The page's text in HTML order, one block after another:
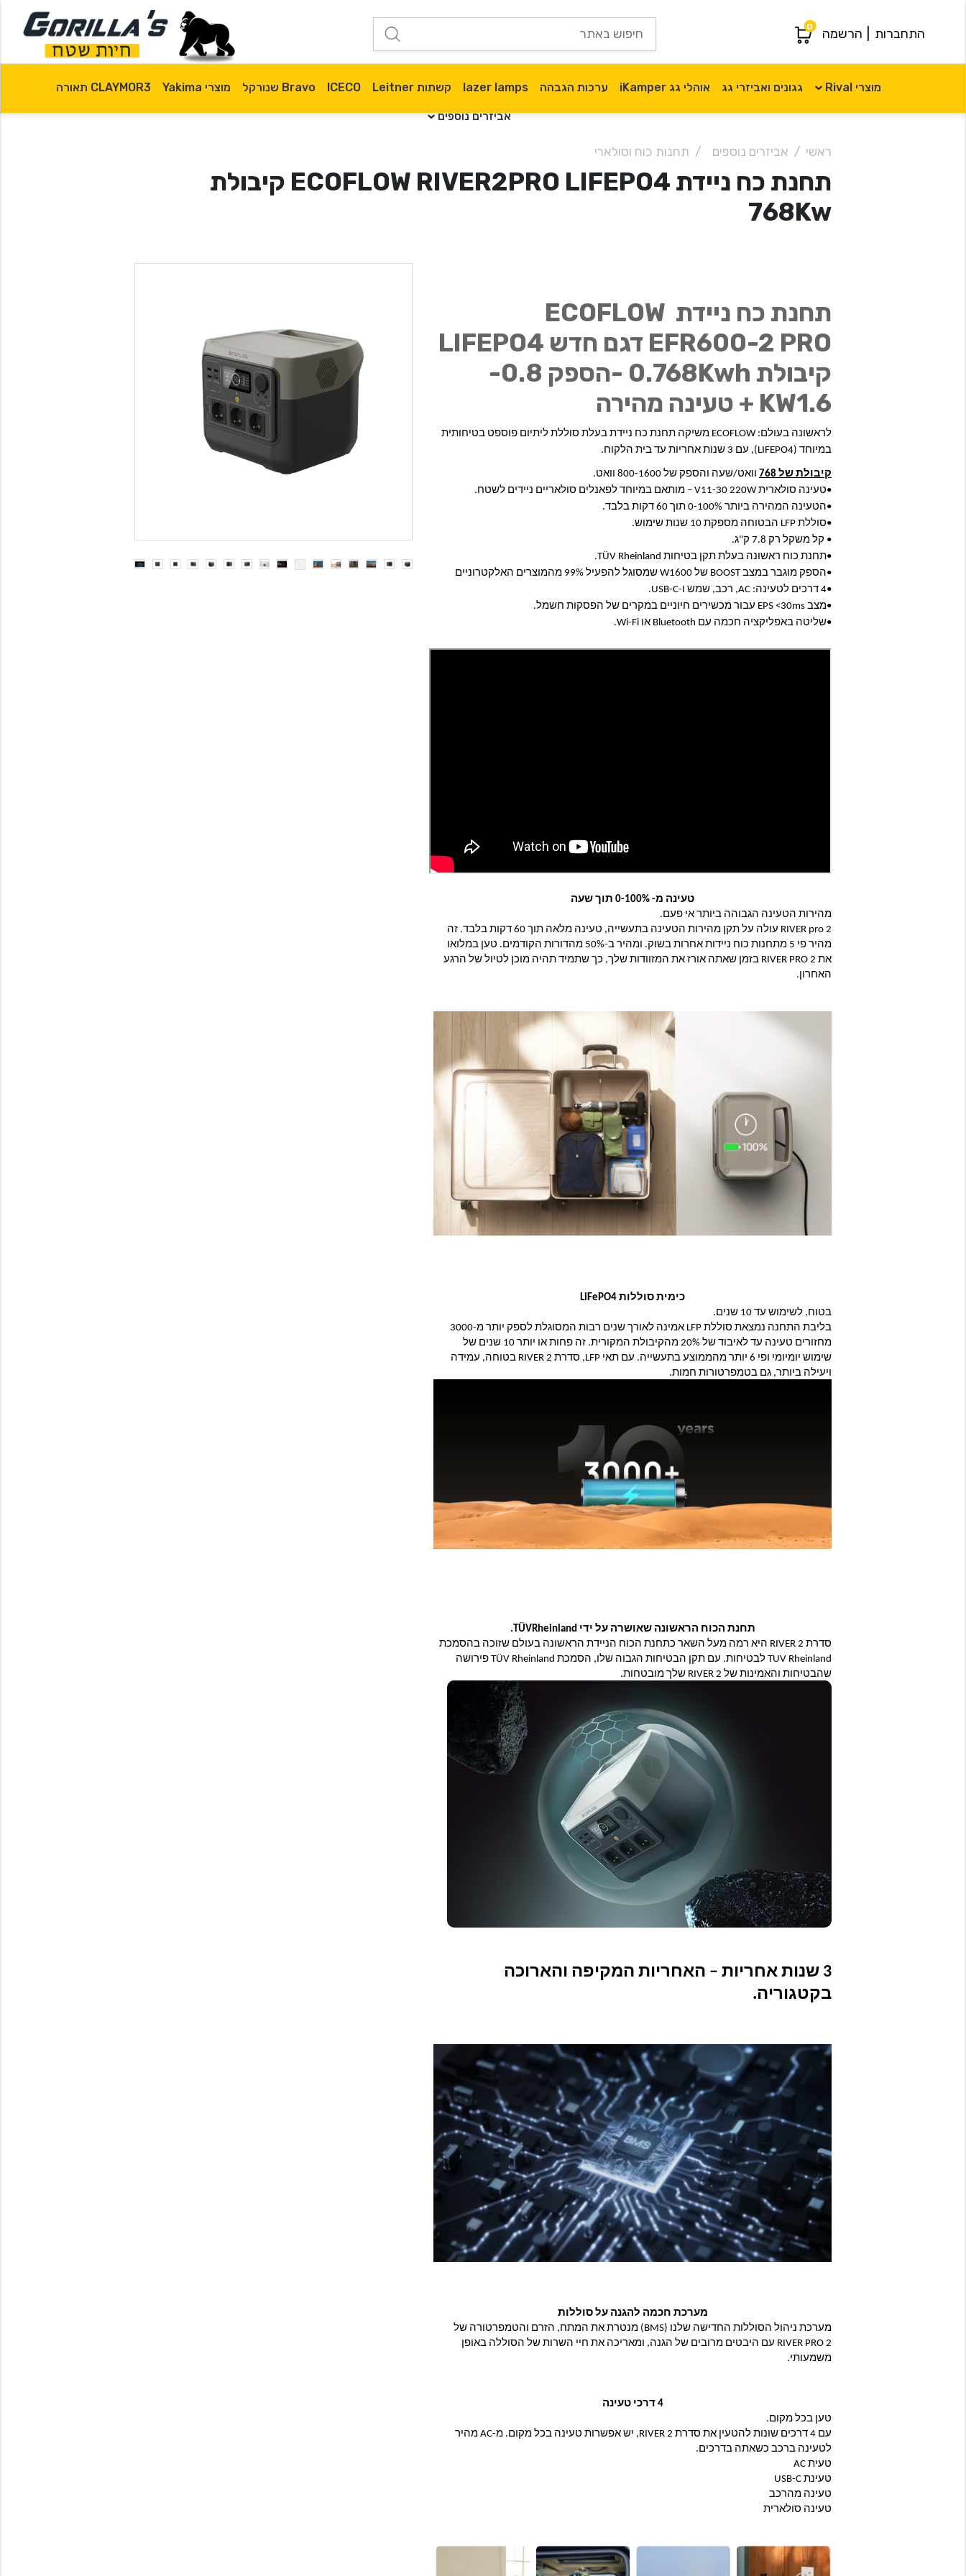
התחברות הרשמה 0
מוצרי Rival גגונים ואביזרי גג אוהלי גג iKamper ערכות הגבהה lazer lamps קשתות Leitner ICECO Bravo שנורקל מוצרי Yakima CLAYMOR3 תאורה
אביזרים נוספים
ראשי אביזרים נוספים תחנות כוח וסולארי
תחנת כח ניידת ECOFLOW RIVER2PRO LIFEPO4 קיבולת
768Kw
תחנת כח ניידת ECOFLOW
EFR600-2 PRO דגם חדש LIFEPO4
קיבולת 0.768Kwh -הספק 0.8-
KW1.6 + טעינה מהירה
במיוחד (LIFEPO4), עם 3 שנות אחריות עד בית הלקוח.
קיבולת של 768
וואט/שעה והספק של 800-1600 וואט.
•טעינה סולארית V11-30 220W – מותאם במיוחד לפאנלים סולאריים ניידים לשטח.
•הטעינה המהירה ביותר 0-100% תוך 60 דקות בלבד.
•סוללת LFP הבטוחה מספקת 10 שנות שימוש.
• קל משקל רק 7.8 ק"ג.
•תחנת כוח ראשונה בעלת תקן בטיחות TÜV Rheinland.
•הספק מוגבר במצב BOOST של W1600 שמסוגל להפעיל 99% מהמוצרים האלקטרוניים
•4 דרכים לטעינה: AC, רכב, שמש ו-USB-C.
•מצב EPS <30ms עבור מכשירים חיוניים במקרים של הפסקות חשמל.
•שליטה באפליקציה חכמה עם Bluetooth או Wi-Fi.
טעינה מ- 0-100% תוך שעה
מהירות הטעינה הגבוהה ביותר אי פעם.
האחרון.
כימית סוללות LiFePO4
בטוח, לשימוש עד 10 שנים.
ויעילה ביותר, גם בטמפרטורות חמות.
תחנת הכוח הראשונה שאושרה על ידי TÜVRheinland.
שהבטיחות והאמינות של RIVER 2 שלך מובטחות.
בקטגוריה.
מערכת חכמה להגנה על סוללות
משמעותי.
4 דרכי טעינה
טען בכל מקום.
לטעינה ברכב כשאתה בדרכים.
טעית AC
טעינת USB-C
טעינה מהרכב
טעינה סולארית